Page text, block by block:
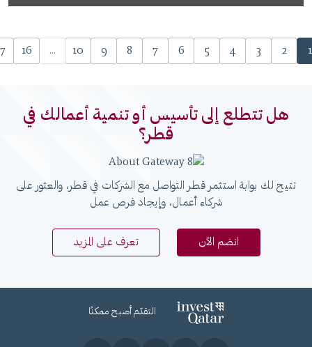
1
2
3
4
5
6
7
8
9
10
...
16
هل تتطلع إلى تأسيس أو تنمية أعمالك في
قطر؟
تتيح لك بوابة استثمر قطر التواصل مع الشركات في قطر، والعثور على
شركاء أعمال، وإيجاد فرص عمل
انضم الآن تعرف على المزيد
التقدّم أصبح ممكنًا